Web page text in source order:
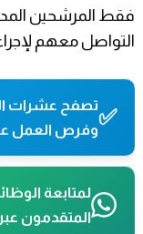
فقط المرشحين
التواصل معهم
✅تصفح عشرات
وفرص العمل عبر
لمتابعة
المتقدمون